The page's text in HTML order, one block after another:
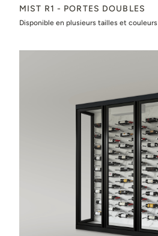
MIST R1 - PORTES DOUBLES
Disponible en plusieurs tailles et couleurs